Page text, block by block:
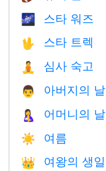
🌌 스타 워즈
🖖 스타 트렉
🧘 심사 숙고
👨 아버지의 날
🤱 어머니의 날
☀️ 여름
👑 여왕의 생일